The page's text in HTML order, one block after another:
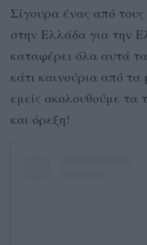
Σίγουρα ένας από
στην Ελλάδα για την
καταφέρει όλα αυτά
κάτι καινούρια από τα
εμείς ακολουθούμε τα
και όρεξη!